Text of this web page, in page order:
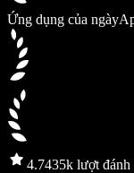
Ứng dụng của ngày
4.7435k lượt đánh